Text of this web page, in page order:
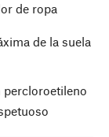
de ropa
de la suela
percloroetileno